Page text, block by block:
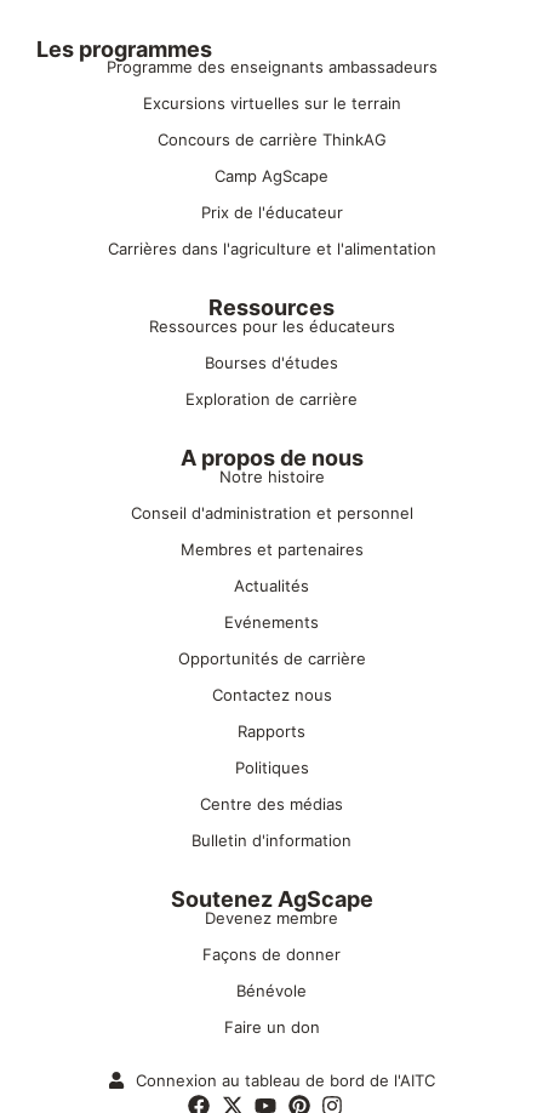
Les programmes
Programme des enseignants ambassadeurs
Excursions virtuelles sur le terrain
Concours de carrière ThinkAG
Camp AgScape
Prix de l'éducateur
Carrières dans l'agriculture et l'alimentation
Ressources
Ressources pour les éducateurs
Bourses d'études
Exploration de carrière
A propos de nous
Notre histoire
Conseil d'administration et personnel
Membres et partenaires
Actualités
Evénements
Opportunités de carrière
Contactez nous
Rapports
Politiques
Centre des médias
Bulletin d'information
Soutenez AgScape
Devenez membre
Façons de donner
Bénévole
Faire un don
Connexion au tableau de bord de l'AITC